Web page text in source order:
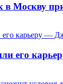
в Москву
его